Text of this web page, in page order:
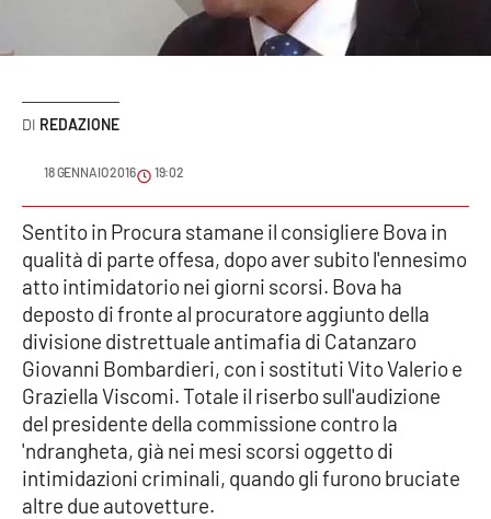
Cultura
Podcast
Meteo
Editoriali
VIDEO
Ambiente
Cronaca
REDAZIONE
18 GENNAIO 2016 19:02
Sentito in Procura stamane il consigliere Bova in
qualità di parte offesa, dopo aver subito l'ennesimo
atto intimidatorio nei giorni scorsi. Bova ha
deposto di fronte al procuratore aggiunto della
divisione distrettuale antimafia di Catanzaro
Giovanni Bombardieri, con i sostituti Vito Valerio e
Graziella Viscomi. Totale il riserbo sull'audizione
del presidente della commissione contro la
'ndrangheta, già nei mesi scorsi oggetto di
intimidazioni criminali, quando gli furono bruciate
altre due autovetture.